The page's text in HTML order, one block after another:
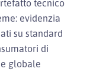
tecnico
evidenzia
su standard
di
globale